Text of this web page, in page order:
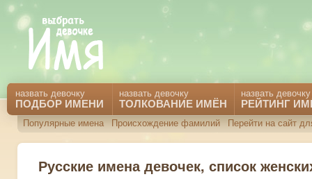
назвать девочку
ПОДБОР ИМЕНИ
назвать девочку
ТОЛКОВАНИЕ ИМЁН
назвать девочку
РЕЙТИНГ
Популярные имена Происхождение фамилий Перейти на сайт
Русские имена девочек, список